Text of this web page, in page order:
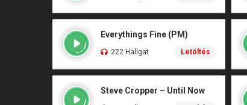
Everythings Fine (PM)
222 Hallgat Letöltés
Steve Cropper – Until Now